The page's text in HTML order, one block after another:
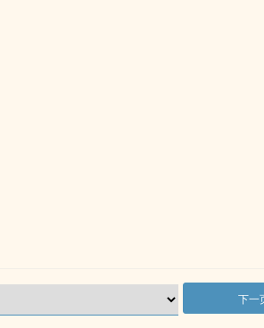
下一